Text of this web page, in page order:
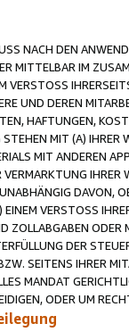
NACH DEN
MITTELBAR IM
VERSTOSS
UND DEREN
HAFTUNGEN,
MIT (A) IHRER
MIT ANDEREN
IHRER
DAVON,
VERSTOSS
ZOLLABGABEN
DER
SEITENS IHRER
MANDAT
ODER UM